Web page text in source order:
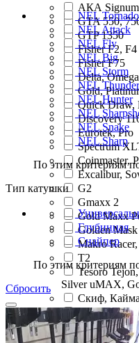
АКА
GTA 550,
GTP 1350
Fisher F2, F4
Fisher F75
Delta,
Gold,
Quick Draw,
Discovery
Eurotek, Pro
Spectrum
Coinmaster,
Excalibur,
G2
Gmaxx 2
Gold Maxx
Golden
Makro
T2
Tesoro
Silver uMAX,
Скиф,
Discovery
Discovery
Eurotek
NEL Tornado
NEL Attack
NEL Fly
NEL Big
NEL Storm
NEL Thunder
NEL Hunter
NEL
NEL Snake
NEL Sharp
По этим критериям
Тип катушки
Глубинная
Снайпер
По этим критериям
Сбросить